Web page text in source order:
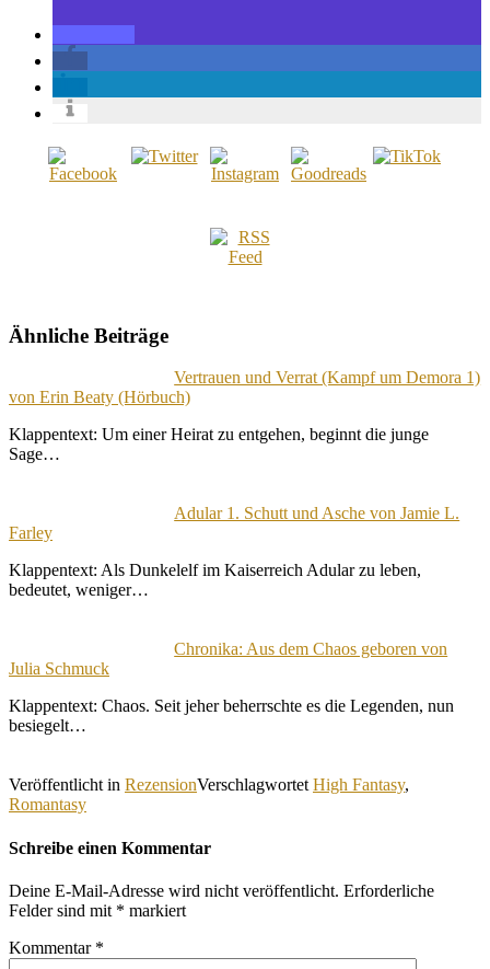
Ähnliche Beiträge
Vertrauen und Verrat (Kampf um Demora 1)
von Erin Beaty (Hörbuch)
Klappentext: Um einer Heirat zu entgehen, beginnt die junge
Sage…
Adular 1. Schutt und Asche von Jamie L.
Farley
Klappentext: Als Dunkelelf im Kaiserreich Adular zu leben,
bedeutet, weniger…
Chronika: Aus dem Chaos geboren von
Julia Schmuck
Klappentext: Chaos. Seit jeher beherrschte es die Legenden, nun
besiegelt…
Veröffentlicht in RezensionVerschlagwortet High Fantasy,
Romantasy
Schreibe einen Kommentar
Deine E-Mail-Adresse wird nicht veröffentlicht. Erforderliche
Felder sind mit * markiert
Kommentar *